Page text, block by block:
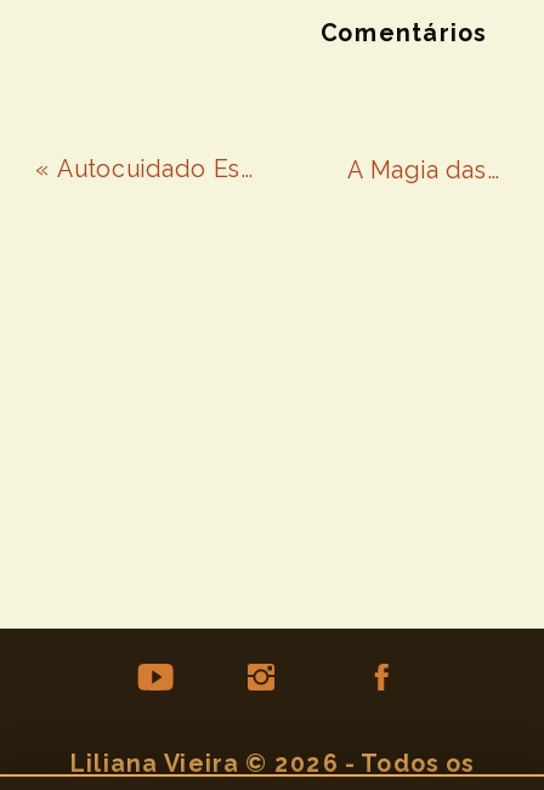
Comentários
A Magia das Plantas Medicinais: Como Incorporá-las na Tua Rotina
«Autocuidado Esotérico: Guia Prático Para Todas as Fases da Vida
Liliana Vieira © 2026 - Todos os